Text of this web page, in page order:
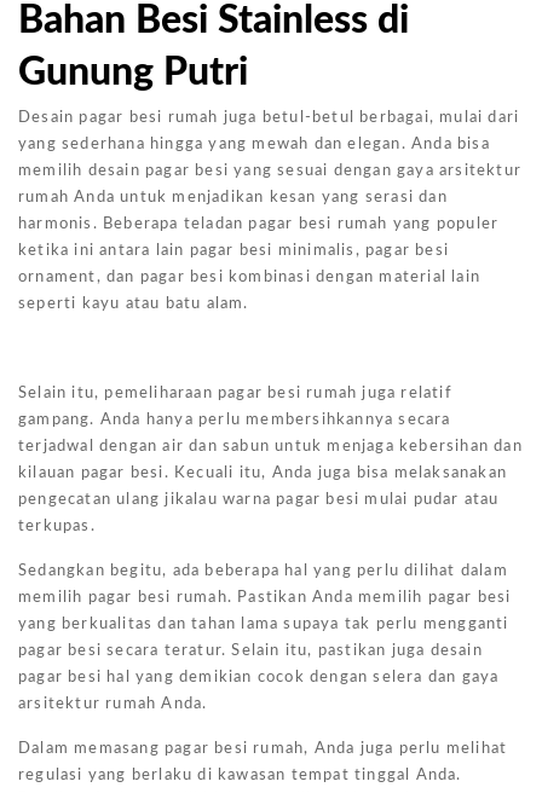
Bahan Besi Stainless di
Gunung Putri
Desain pagar besi rumah juga betul-betul berbagai, mulai dari
yang sederhana hingga yang mewah dan elegan. Anda bisa
memilih desain pagar besi yang sesuai dengan gaya arsitektur
rumah Anda untuk menjadikan kesan yang serasi dan
harmonis. Beberapa teladan pagar besi rumah yang populer
ketika ini antara lain pagar besi minimalis, pagar besi
ornament, dan pagar besi kombinasi dengan material lain
seperti kayu atau batu alam.
Selain itu, pemeliharaan pagar besi rumah juga relatif
gampang. Anda hanya perlu membersihkannya secara
terjadwal dengan air dan sabun untuk menjaga kebersihan dan
kilauan pagar besi. Kecuali itu, Anda juga bisa melaksanakan
pengecatan ulang jikalau warna pagar besi mulai pudar atau
terkupas.
Sedangkan begitu, ada beberapa hal yang perlu dilihat dalam
memilih pagar besi rumah. Pastikan Anda memilih pagar besi
yang berkualitas dan tahan lama supaya tak perlu mengganti
pagar besi secara teratur. Selain itu, pastikan juga desain
pagar besi hal yang demikian cocok dengan selera dan gaya
arsitektur rumah Anda.
Dalam memasang pagar besi rumah, Anda juga perlu melihat
regulasi yang berlaku di kawasan tempat tinggal Anda.